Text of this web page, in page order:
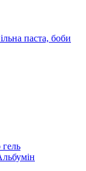
паста, боби